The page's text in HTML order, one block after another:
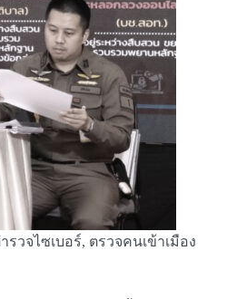
วจไซเบอร์, ตรวจคนเข้าเมือง